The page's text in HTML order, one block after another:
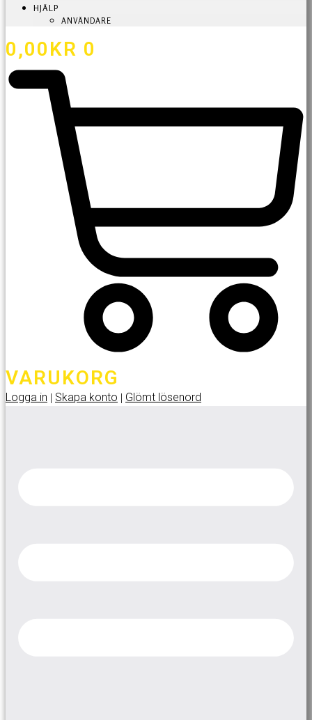
HJÄLP
ANVÄNDARE
0,00KR 0
VARUKORG
Logga in | Skapa konto | Glömt lösenord